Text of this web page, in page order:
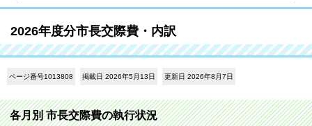
2026年度分市長交際費・内訳
ページ番号1013808 掲載日 2026年5月13日 更新日 2026年8月7日
各月別 市長交際費の執行状況